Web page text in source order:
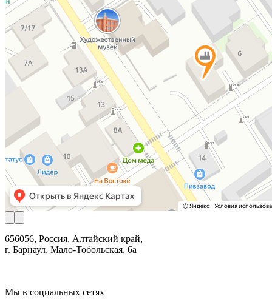
656056, Россия, Алтайский край,
г. Барнаул, Мало-Тобольская, 6а
Мы в социальных сетях